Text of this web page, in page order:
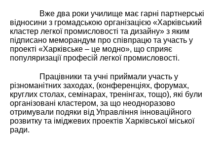
Вже два роки училище має гарні партнерські
відносини з громадською організацією «Харківський
кластер легкої промисловості та дизайну» з яким
підписано меморандум про співпрацю та участь у
проекті «Харківське – це модно», що сприяє
популяризації професій легкої промисловості.
Працівники та учні приймали участь у
різноманітних заходах, (конференціях, форумах,
круглих столах, семінарах, тренінгах, тощо), які були
організовані кластером, за що неодноразово
отримували подяки від Управління інноваційного
розвитку та іміджевих проектів Харківської міської
ради.